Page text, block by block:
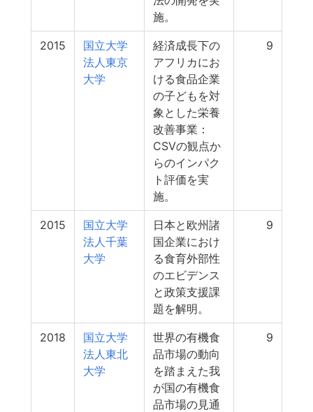
施。
2015
国立大学
法人東京
大学
経済成長下の
アフリカにお
ける食品企業
の子どもを対
象とした栄養
改善事業：
CSVの観点か
らのインパク
ト評価を実
施。
9
2015
国立大学
法人千葉
大学
日本と欧州諸
国企業におけ
る食育外部性
のエビデンス
と政策支援課
題を解明。
9
2018
国立大学
法人東北
大学
世界の有機食
品市場の動向
を踏まえた我
が国の有機食
品市場の見通
9